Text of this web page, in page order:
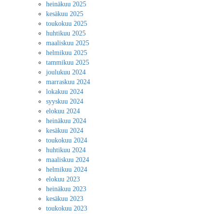
heinäkuu 2025
kesäkuu 2025
toukokuu 2025
huhtikuu 2025
maaliskuu 2025
helmikuu 2025
tammikuu 2025
joulukuu 2024
marraskuu 2024
lokakuu 2024
syyskuu 2024
elokuu 2024
heinäkuu 2024
kesäkuu 2024
toukokuu 2024
huhtikuu 2024
maaliskuu 2024
helmikuu 2024
elokuu 2023
heinäkuu 2023
kesäkuu 2023
toukokuu 2023